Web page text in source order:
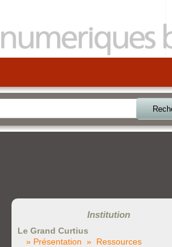
Institution
Le Grand Curtius
» Présentation » Ressources